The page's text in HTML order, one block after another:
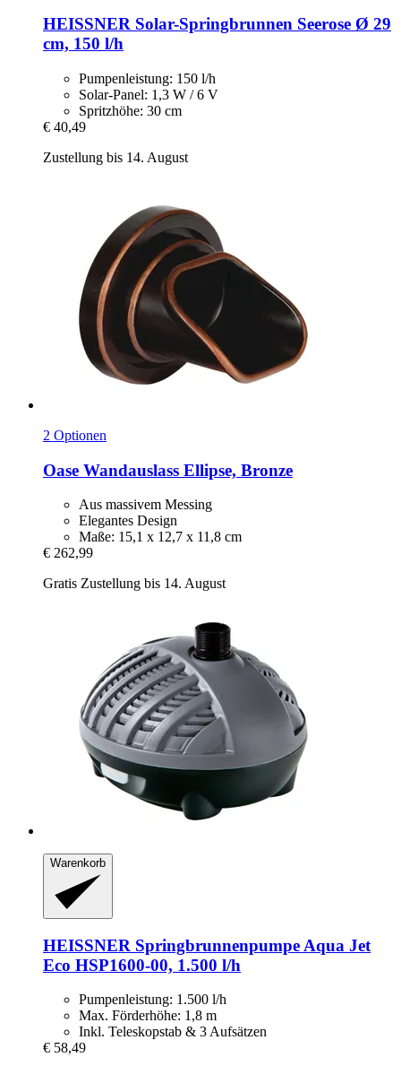
HEISSNER Solar-​Springbrunnen Seerose Ø 29
cm, 150 l/h
Pumpenleistung: 150 l/h
Solar-Panel: 1,3 W / 6 V
Spritzhöhe: 30 cm
€ 40,49
Zustellung bis 14. August
2 Optionen
Oase Wandauslass Ellipse, Bronze
Aus massivem Messing
Elegantes Design
Maße: 15,1 x 12,7 x 11,8 cm
€ 262,99
Gratis Zustellung bis 14. August
Warenkorb
HEISSNER Springbrunnenpumpe Aqua Jet
Eco HSP1600-​00, 1.500 l/h
Pumpenleistung: 1.500 l/h
Max. Förderhöhe: 1,8 m
Inkl. Teleskopstab & 3 Aufsätzen
€ 58,49